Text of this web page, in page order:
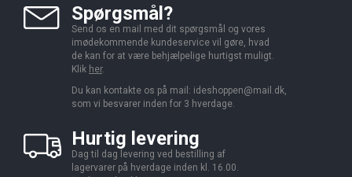
Spørgsmål?
Send os en mail med dit spørgsmål og vores
imødekommende kundeservice vil gøre, hvad
de kan for at være behjælpelige hurtigst muligt.
Klik her.
Du kan kontakte os på mail: ideshoppen@mail.dk,
som vi besvarer inden for 3 hverdage.
Hurtig levering
Dag til dag levering ved bestilling af
lagervarer på hverdage inden kl. 16.00.